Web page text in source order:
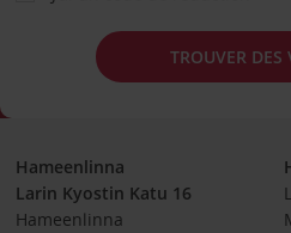
TROUVER DES
Hameenlinna
Larin Kyostin Katu 16
Hameenlinna